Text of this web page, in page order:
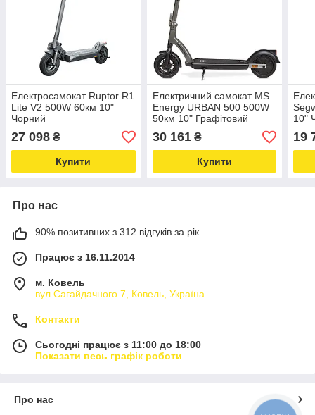
Електросамокат Ruptor R1
Lite V2 500W 60км 10"
Чорний
27 098 ₴
Купити
Електричний самокат MS
Energy URBAN 500 500W
50км 10" Графітовий
30 161₴
Купити
10"
19
Про нас
90% позитивних з 312 відгуків за рік
Працює з 16.11.2014
м. Ковель
вул.Сагайдачного 7, Ковель, Україна
Контакти
Сьогодні працює з 11:00 до 18:00
Показати весь графік роботи
Про нас